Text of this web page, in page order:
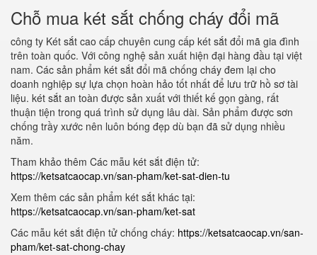
Chỗ mua két sắt chống cháy đổi mã
công ty Két sắt cao cấp chuyên cung cấp két sắt đổi mã gia đình
trên toàn quốc. Với công nghệ sản xuất hiện đại hàng đầu tại việt
nam. Các sản phẩm két sắt đổi mã chống cháy đem lại cho
doanh nghiệp sự lựa chọn hoàn hảo tốt nhất để lưu trữ hồ sơ tài
liệu. két sắt an toàn được sản xuất với thiết kế gọn gàng, rất
thuận tiện trong quá trình sử dụng lâu dài. Sản phẩm được sơn
chống trầy xước nên luôn bóng đẹp dù bạn đã sử dụng nhiều
năm.
Tham khảo thêm Các mẫu két sắt điện tử:
https://ketsatcaocap.vn/san-pham/ket-sat-dien-tu
Xem thêm các sản phẩm két sắt khác tại:
https://ketsatcaocap.vn/san-pham/ket-sat
Các mẫu két sắt điện tử chống cháy: https://ketsatcaocap.vn/san-
pham/ket-sat-chong-chay